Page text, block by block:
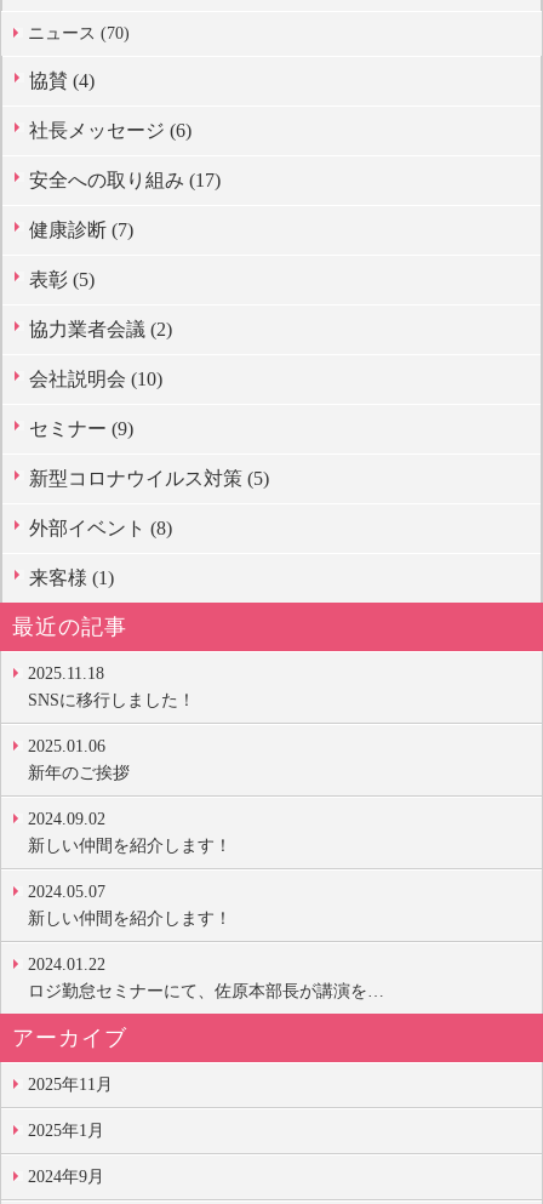
ニュース (70)
協賛 (4)
社長メッセージ (6)
安全への取り組み (17)
健康診断 (7)
表彰 (5)
協力業者会議 (2)
会社説明会 (10)
セミナー (9)
新型コロナウイルス対策 (5)
外部イベント (8)
来客様 (1)
最近の記事
2025.11.18
SNSに移行しました！
2025.01.06
新年のご挨拶
2024.09.02
新しい仲間を紹介します！
2024.05.07
新しい仲間を紹介します！
2024.01.22
ロジ勤怠セミナーにて、佐原本部長が講演を…
アーカイブ
2025年11月
2025年1月
2024年9月